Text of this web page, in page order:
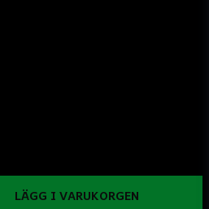
LÄGG I VARUKORGEN